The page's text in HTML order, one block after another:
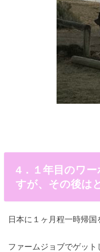
4．１年目のワ
すが、その後は
日本に１ヶ月程一時帰国
ファームジョブでゲッ